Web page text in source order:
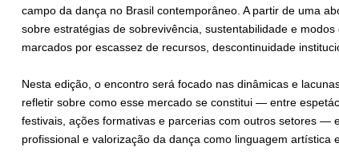
campo da dança no Brasil contemporâneo. A partir de uma
sobre estratégias de sobrevivência, sustentabilidade e
marcados por escassez de recursos, descontinuidade
Nesta edição, o encontro será focado nas dinâmicas e
refletir sobre como esse mercado se constitui — entre
festivais, ações formativas e parcerias com outros setores —
profissional e valorização da dança como linguagem artística